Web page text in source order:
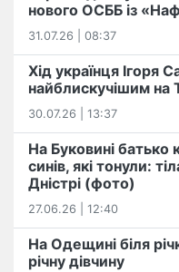
нового ОСББ із
31.07.26 | 08:37
Хід українця Ігоря
найблискучішим на
30.07.26 | 13:37
На Буковині батько
синів, які тонули:
Дністрі (фото)
27.06.26 | 12:40
На Одещині біля
річну дівчину